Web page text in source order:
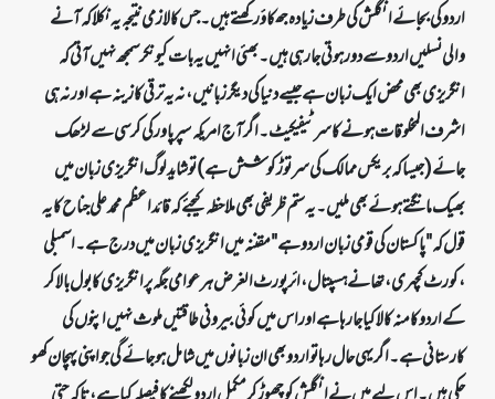
اردو کی بجائے انگلش کی طرف زیادہ جھکاؤ رکھتے ہیں۔ جس کا لازمی نتیجہ یہ نکلا کہ آنے
والی نسلیں اردو سے دور ہوتی جا رہی ہیں۔ بھئی انہیں یہ بات کیونکر سمجھ نہیں آتی کہ
انگریزی بھی محض ایک زبان ہے جیسے دنیا کی دیگر زبانیں، نہ یہ ترقی کا زینہ ہے اور نہ ہی
اشرف المخلوقات ہونے کا سرٹیفیکیٹ۔ اگر آج امریکہ سپر پاور کی کرسی سے لڑھک
جائے( جیسا کہ بریکس ممالک کی سرتوڑ کوشش ہے) تو شاید لوگ انگریزی زبان میں
بھیک مانگتے ہوئے بھی ملیں۔ یہ ستم ظریفی بھی ملاحظہ کیجئے کہ قائد اعظم محمد علی جناح کا یہ
قول کہ " پاکستان کی قومی زبان اردو ہے" مقننہ میں انگریزی زبان میں درج ہے۔ اسمبلی
،کورٹ کچہری، تھانے ہسپتال، ائر پورٹ الغرض ہر عوامی جگہ پرانگریزی کا بول بالا کر
کے اردو کا منہ کالا کیا جارہاہے اور اس میں کوئی بیرونی طاقتیں ملوث نہیں اپنوں کی
کارستانی ہے۔ اگر یہی حال رہا تو اردو بھی ان زبانوں میں شامل ہو جائے گی جو اپنی پہچان کھو